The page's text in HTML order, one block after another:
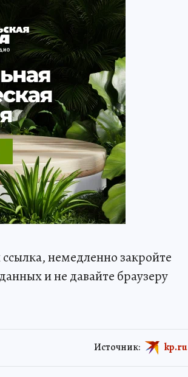
немедленно закройте
и не давайте браузеру
Источник: kp.ru